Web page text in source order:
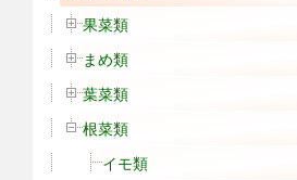
果菜類
まめ類
葉菜類
根菜類
イモ類